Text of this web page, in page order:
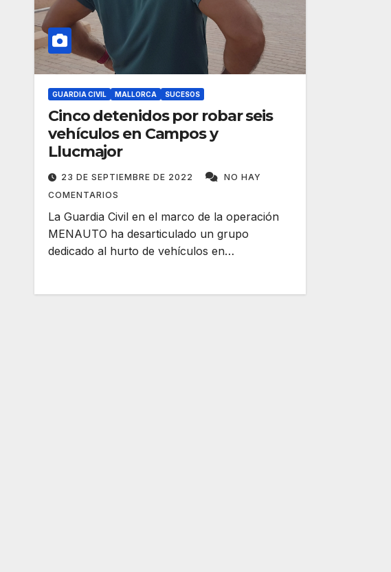
GUARDIA CIVIL MALLORCA SUCESOS
Cinco detenidos por robar seis
vehículos en Campos y
Llucmajor
23 DE SEPTIEMBRE DE 2022
NO HAY
COMENTARIOS
La Guardia Civil en el marco de la operación
MENAUTO ha desarticulado un grupo
dedicado al hurto de vehículos en…